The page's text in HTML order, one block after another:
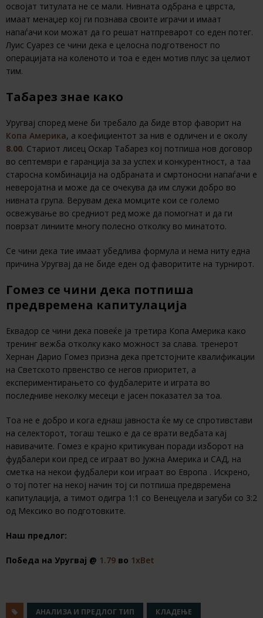
освојат титулата не се мали. Нивната одбрана е цврста,
имаат менаџер кој ги познава своите играчи и имаат
напаѓачи кои можат да го решат натпреварот со еден потег.
Луис Суарез се чини дека е целосна подготвеност по
операцијата на коленото и тоа е еден мотив плус за целиот
тим.
Табарез знае како
Уругвај според мене би требало да биде втор фаворит на
Копа Америка, а коефициентот за нив е одличен и е околу
8.00. Стариот лисец Оскар Табарез кој потпиша нов договор
во септември е гаранција за за успех и конкурентност, а таа
старосна комбинација на одбраната и смртоносни напаѓачи е
неверојатна и може да се очекува да им служи добро во
нивната група. Верувам дека момците кои се големо
освежување во средниот ред може да помогнат и да ги
поврзат линиите многу полесно отколку во минатото.
Се чини дека тие имаат убедлива формула и нема ниту една
причина Уругвај да не биде еден од фаворитите на турнирот.
Гомез се чини дека потпиша
предвремена капитулација
Еквадор се чини дека повеќе ја третира Копа Америка како
тренинг вежба отколку како можност за слава. тренерот
Хернан Дарио Гомез призна дека претстојните квалификации
на Светското првенство се негов приоритет, а
експериментирањето со фудбалерите и играта во
последниве неколку месеци е јасен показател за тоа.
Тоа не е добро и кога еднаш јавноста ќе му се спротивстави
на селекторот, тогаш тешко е да се врати ведбата кај
навивачите. Гомез е крајно критикуван поради изборот на
фудбалери кои пред се играат во Јужна Америка и САД, на
сметка на некои фудбалери кои играат во Европа . Искрено,
о тој потег на некој начин тој си потпиша предвремена
капитулација, а тимот одигра 1:1 со Венецуела и загуби со 3:2
од Мексико во подготовките.
Наш предлог:
Победа на Уругвај @ 1.79 во 1хBet
АНАЛИЗА И ПРЕДЛОГ ТИП КЛАДЕЊЕ